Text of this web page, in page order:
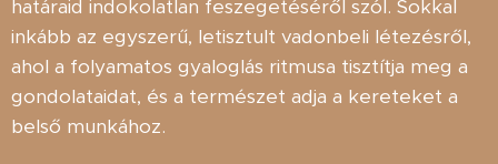
határaid indokolatlan feszegetéséről szól. Sokkal
inkább az egyszerű, letisztult vadonbeli létezésről,
ahol a folyamatos gyaloglás ritmusa tisztítja meg a
gondolataidat, és a természet adja a kereteket a
belső munkához.